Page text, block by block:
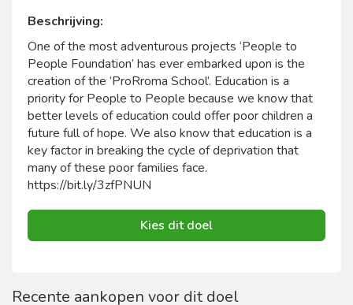
Beschrijving:
One of the most adventurous projects ‘People to
People Foundation’ has ever embarked upon is the
creation of the ‘ProRroma School’. Education is a
priority for People to People because we know that
better levels of education could offer poor children a
future full of hope. We also know that education is a
key factor in breaking the cycle of deprivation that
many of these poor families face.
https://bit.ly/3zfPNUN
Kies dit doel
Recente aankopen voor dit doel